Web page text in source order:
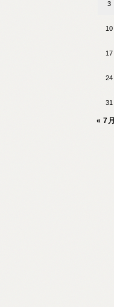
3
10
17
24
31
« 7月